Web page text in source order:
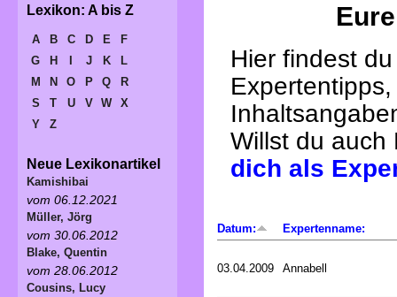
Hier findest
Willst du
dich als
Datum: Expertenname:
03.04.2009 Annabell
Lexikon: A bis Z
A B C D E
F
G
H J K
L
M
N O P Q
R
S
T U V W
X
Y
Z
Neue Lexikonartikel
Kamishibai
vom 06.12.2021
Müller, Jörg
vom 30.06.2012
Blake, Quentin
vom 28.06.2012
Cousins, Lucy